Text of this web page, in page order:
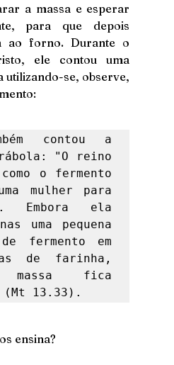
a massa e esperar
para que depois
ao forno. Durante o
ele contou uma
utilizando-se, observe,
contou a
"O reino
o fermento
mulher para
Embora ela
uma pequena
fermento em
de farinha,
fica
(Mt 13.33).
ensina?